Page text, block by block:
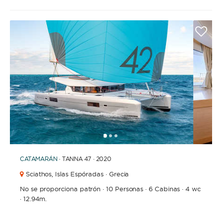
123
CATAMARÁN · TANNA 47 · 2020
Sciathos, Islas Espóradas · Grecia
No se proporciona patrón ·10 Personas ·6 Cabinas ·4 wc
· 12.94m.